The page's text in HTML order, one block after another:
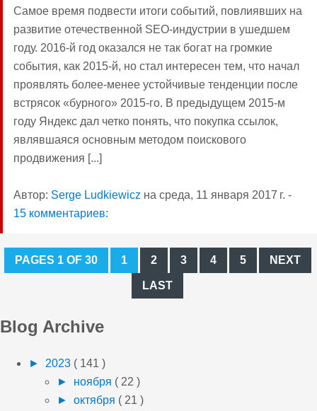
Самое время подвести итоги событий, повлиявших на
развитие отечественной SEO-индустрии в ушедшем
году. 2016-й год оказался не так богат на громкие
события, как 2015-й, но стал интересен тем, что начал
проявлять более-менее устойчивые тенденции после
встрясок «бурного» 2015-го. В предыдущем 2015-м
году Яндекс дал четко понять, что покупка ссылок,
являвшаяся основным методом поискового
продвижения [...]
Автор: Serge Ludkiewicz на среда, 11 января 2017 г. -
15 комментариев:
PAGES 1 OF 30 1 2 3 4 5 NEXT
LAST
Blog Archive
► 2023 ( 141 )
► ноября ( 22 )
► октября ( 21 )